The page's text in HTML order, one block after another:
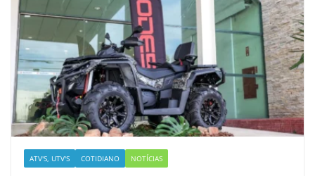
ATV'S, UTV'S COTIDIANO NOTÍCIAS